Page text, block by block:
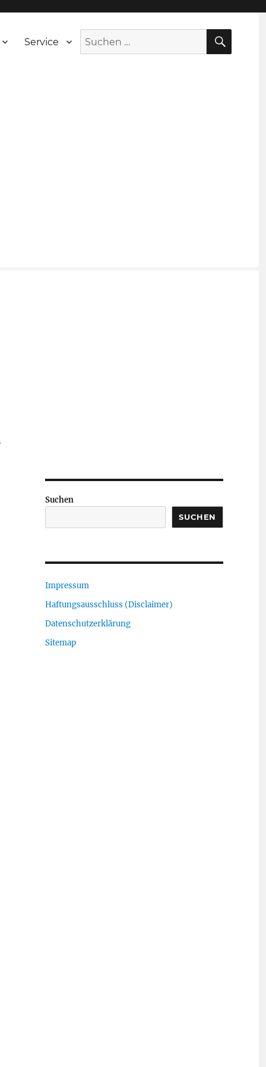
Service
Suche
nach:
Suchen
SUCHEN
Impressum
Haftungsausschluss (Disclaimer)
Datenschutzerklärung
Sitemap